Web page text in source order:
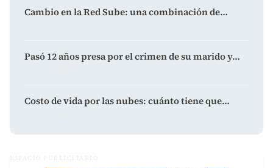
Cambio en la Red Sube: una combinación de…
Pasó 12 años presa por el crimen de su marido y…
Costo de vida por las nubes: cuánto tiene que…
ESPACIO PUBLICITARIO